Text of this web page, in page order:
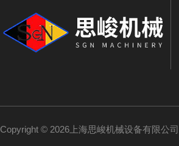
Copyright © 2026上海思峻机械设备有限公